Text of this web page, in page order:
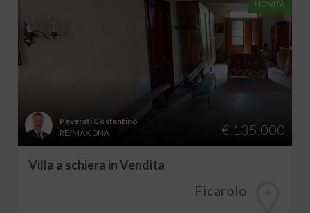
NOVITÀ
Peverati Costantino
RE/MAX DNA
€ 135.000
Villa a schiera in Vendita
Ficarolo